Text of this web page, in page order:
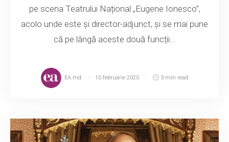
pe scena Teatrului Național „Eugene Ionesco”,
acolo unde este și director-adjunct, și se mai pune
că pe lângă aceste două funcții...
EA.md 10 februarie 2020 3 min read